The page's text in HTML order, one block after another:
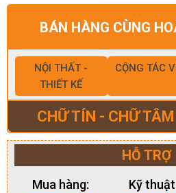
BÁN HÀNG CÙNG
NỘI THẤT -
THIẾT KẾ
CỘNG TÁC
CHỮ TÍN - CHỮ
HỖ TRỢ
Mua hàng: Kỹ